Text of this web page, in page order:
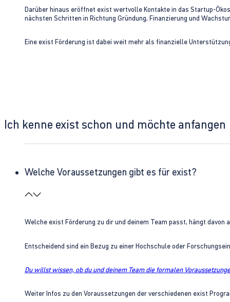
Darüber hinaus eröffnet exist wertvolle Kontakte in das Startup-
nächsten Schritten in Richtung Gründung, Finanzierung und
Eine exist Förderung ist dabei weit mehr als finanzielle
Ich kenne exist schon und möchte anfangen
Welche Voraussetzungen gibt es für exist?
Welche exist Förderung zu dir und deinem Team passt, hängt
Entscheidend sind ein Bezug zu einer Hochschule oder
Du willst wissen, ob du und deinem Team die formalen
Weiter Infos zu den Voraussetzungen der verschiedenen exist